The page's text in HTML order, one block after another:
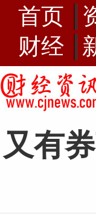
首页
财经
又有